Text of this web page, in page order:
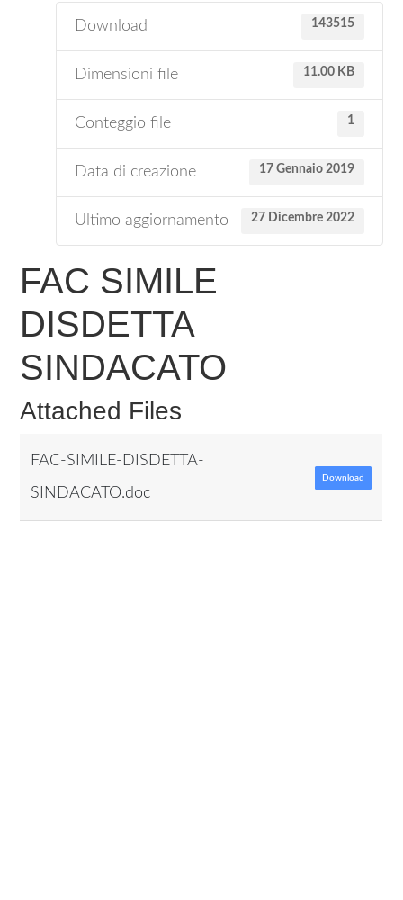
Download 143515
Dimensioni file 11.00 KB
Conteggio file 1
Data di creazione 17 Gennaio 2019
Ultimo aggiornamento 27 Dicembre 2022
FAC SIMILE
DISDETTA
SINDACATO
Attached Files
FAC-SIMILE-DISDETTA-
SINDACATO.doc
Download